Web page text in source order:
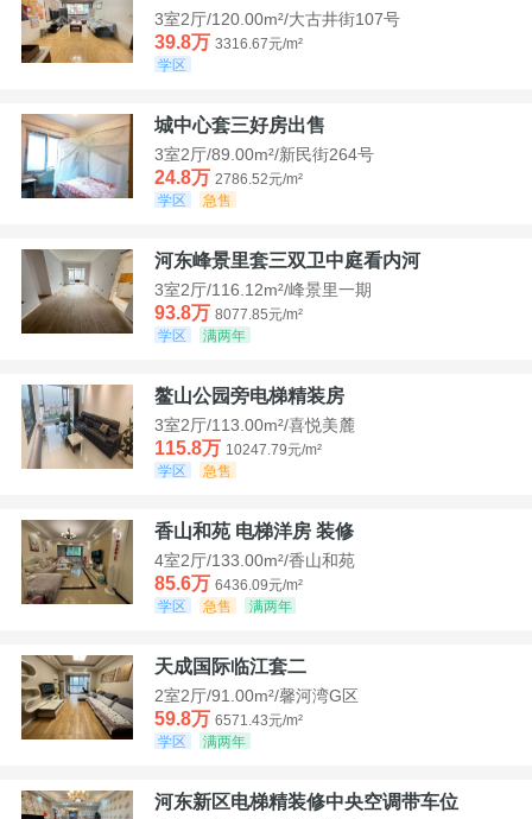
3室2厅/120.00m²/大古井街107号
39.8万 3316.67元/m²
学区
城中心套三好房出售
3室2厅/89.00m²/新民街264号
24.8万 2786.52元/m²
学区
急售
河东峰景里套三双卫中庭看内河
3室2厅/116.12m²/峰景里一期
93.8万 8077.85元/m²
学区
满两年
鳌山公园旁电梯精装房
3室2厅/113.00m²/喜悦美麓
115.8万 10247.79元/m²
学区
急售
香山和苑 电梯洋房 装修
4室2厅/133.00m²/香山和苑
85.6万 6436.09元/m²
学区
急售 满两年
天成国际临江套二
2室2厅/91.00m²/馨河湾G区
59.8万 6571.43元/m²
学区
满两年
河东新区电梯精装修中央空调带车位